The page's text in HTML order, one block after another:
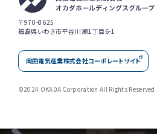
〒970-8625
福島県いわき市平谷川瀬1丁目6-1
岡田電気産業株式会社コーポレートサイト
©2024 OKADA Corporation All Rights Reserved.